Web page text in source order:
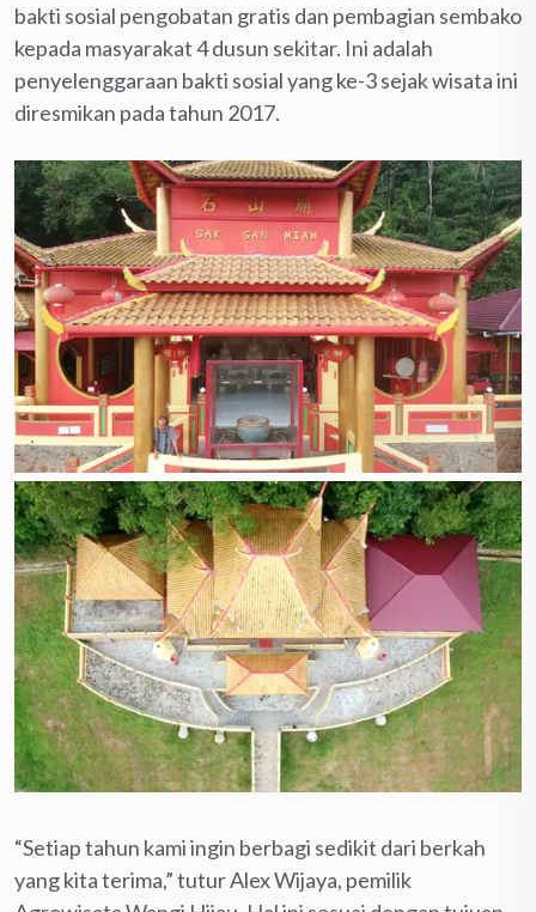
bakti sosial pengobatan gratis dan pembagian sembako
kepada masyarakat 4 dusun sekitar. Ini adalah
penyelenggaraan bakti sosial yang ke-3 sejak wisata ini
diresmikan pada tahun 2017.
“Setiap tahun kami ingin berbagi sedikit dari berkah
yang kita terima,” tutur Alex Wijaya, pemilik